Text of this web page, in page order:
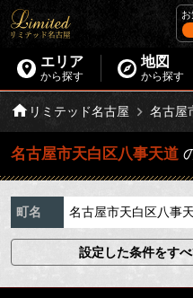
お
エリア
から探す
地図
から探す
リミテッド名古屋 名古屋
名古屋市天白区八事天道
町名 名古屋市天白区八事
設定した条件をす